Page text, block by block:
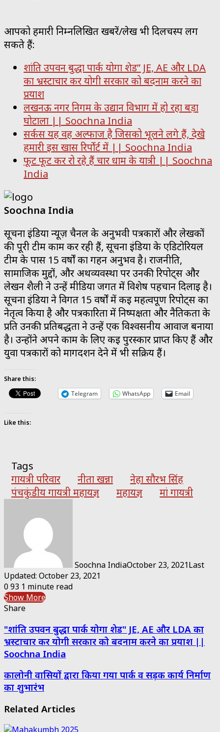
आपको हमारी निम्नलिखित खबरें/लेख भी दिलचस्प लग
सकते हैं:
शांति उपवन बुद्धा पार्क योगा शेड” JE, AE और LDA
का भ्रस्टाचार कर योगी सरकार को बदनाम करने का
प्रयाश
लखनऊ नगर निगम के उद्यान विभाग में हो रहा बड़ा
घोटाला || Soochna India
सर्कस यह वह अल्फाज है जिसको भूलने लगे हैं, देखे
हमारी इस खास रिर्पोर्ट में || Soochna India
फूट फूट कर रो रहे हैं चार धाम के यात्री || Soochna
India
Soochna India
सूचना इंडिया न्यूज़ चैनल के अनुभवी पत्रकारों और लेखकों
की पूरी टीम काम कर रही हैं, सूचना इंडिया के एडिटोरियल
टीम के पास 15 वर्षों का गहन अनुभव है। राजनीति,
सामाजिक मुद्दों, और अर्थव्यवस्था पर उनकी रिपोर्ट्स और
लेखन शैली ने उन्हें मीडिया जगत में विशेष पहचान दिलाई है।
सूचना इंडिया ने विगत 15 वर्षों में कई महत्वपूर्ण रिपोर्ट्स का
नेतृत्व किया है और पत्रकारिता में निष्पक्षता और नैतिकता के
प्रति उनकी प्रतिबद्धता ने उन्हें एक विश्वसनीय आवाज बनाया
है। उन्होंने अपने काम के लिए कई पुरस्कार प्राप्त किए हैं और
युवा पत्रकारों को मार्गदर्शन देने में भी सक्रिय हैं।
Share this:
Telegram
WhatsApp Email
Like this:
Tags
गायत्री परिवार
नीता खन्ना
नेहा सौरभ सिंह
पंचकुंडीय गायत्री महायज्ञ
महायज्ञ मां गायत्री
Soochna IndiaOctober 23, 2021Last
Updated: October 23, 2021
093 1 minute read
Show More
Share
via
Email
"शांति उपवन बुद्धा पार्क योगा शेड" JE, AE और LDA का
भ्रस्टाचार कर योगी सरकार को बदनाम करने का प्रयाश ||
Soochna India
कालोनी वासियों द्वारा किया गया पार्क व सड़क कार्य निर्माण
का शुभारंभ
Related Articles